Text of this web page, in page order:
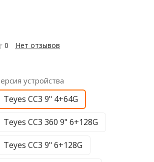
0 Нет отзывов
устройства
Teyes CC3 9" 4+64G
Teyes CC3 360 9" 6+128G
Teyes CC3 9" 6+128G